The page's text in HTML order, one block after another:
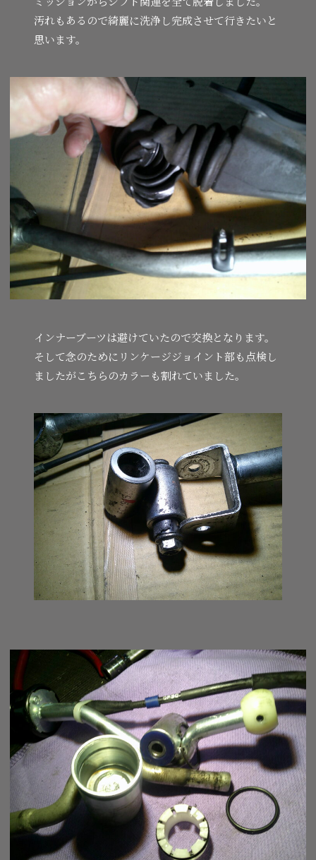
汚れもあるので綺麗に洗浄し完成させて行きたいと
思います。
インナーブーツは避けていたので交換となります。
そして念のためにリンケージジョイント部も点検し
ましたがこちらのカラーも割れていました。